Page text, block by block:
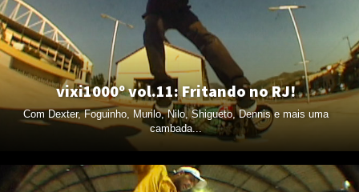
vixi1000º vol.11: Fritando no RJ!
Com Dexter, Foguinho, Murilo, Nilo, Shigueto, Dennis e mais uma
cambada...